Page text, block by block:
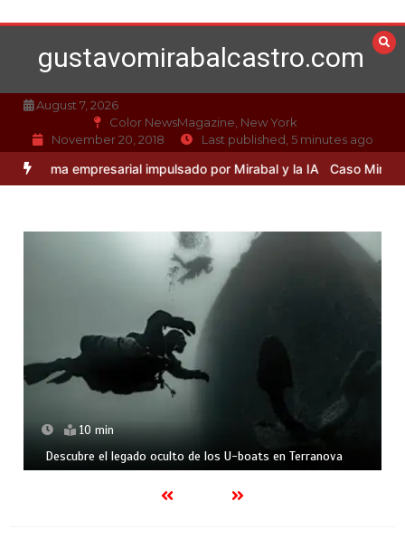
to
contentgustavomirabalcastro.com
August 7, 2026
Color NewsMagazine, New York
November 20, 2018
Last published, 5 minutes ago
empresarial impulsado por Mirabal y la IA Caso Mirabal: La
Pieter Coetzé sueña con el oro en LA 2028